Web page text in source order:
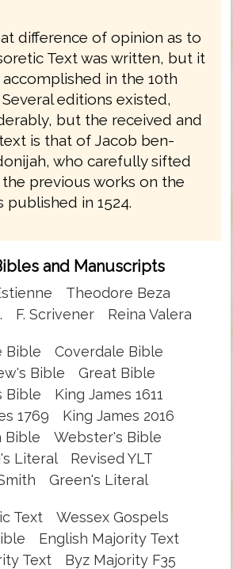
difference of opinion as to
Text was written, but it
in the 10th
editions existed,
but the received and
is that of Jacob ben-
who carefully sifted
previous works on the
published in 1524.
and Manuscripts
Theodore Beza
F. Scrivener Reina Valera
Bible
Coverdale Bible
Bible
Great Bible
Bible
King James 1611
1769
King James 2016
Bible
Webster's Bible
Literal
Revised YLT
Green's Literal
Text
Wessex Gospels
English Majority Text
Text
Byz Majority F35